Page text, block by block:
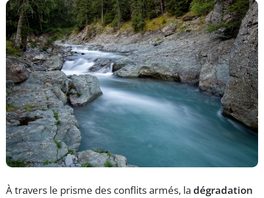
À travers le prisme des conflits armés, la dégradation